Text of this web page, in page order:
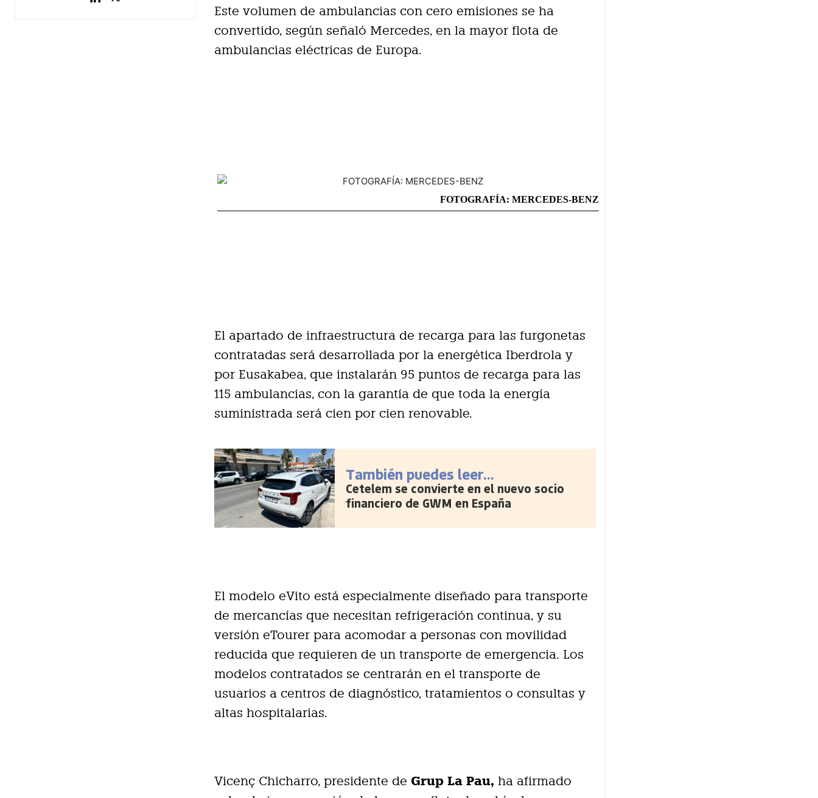
Este volumen de ambulancias con cero emisiones se ha
convertido, según señaló Mercedes, en la mayor flota de
ambulancias eléctricas de Europa.
FOTOGRAFÍA: MERCEDES-BENZ
El apartado de infraestructura de recarga para las furgonetas
contratadas será desarrollada por la energética Iberdrola y
por Eusakabea, que instalarán 95 puntos de recarga para las
115 ambulancias, con la garantía de que toda la energía
suministrada será cien por cien renovable.
También puedes leer...
Cetelem se convierte en el nuevo socio
financiero de GWM en España
El modelo eVito está especialmente diseñado para transporte
de mercancías que necesitan refrigeración continua, y su
versión eTourer para acomodar a personas con movilidad
reducida que requieren de un transporte de emergencia. Los
modelos contratados se centrarán en el transporte de
usuarios a centros de diagnóstico, tratamientos o consultas y
altas hospitalarias.
Vicenç Chicharro, presidente de Grup La Pau, ha afirmado